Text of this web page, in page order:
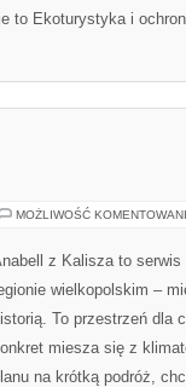
to Ekoturystyka i
MOŻLIWOŚĆ
z Kalisza to
wielkopolskim –
To przestrzeń dla
miesza się z
na krótką podróż,